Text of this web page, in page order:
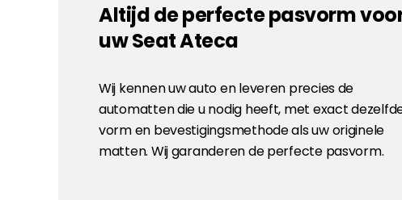
Altijd de perfecte pasvorm
uw Seat Ateca
Wij kennen uw auto en leveren precies de
automatten die u nodig heeft, met exact
vorm en bevestigingsmethode als uw originele
matten. Wij garanderen de perfecte pasvorm.